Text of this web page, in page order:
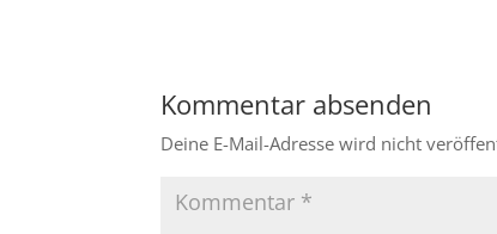
Kommentar absenden
Deine E-Mail-Adresse wird nicht